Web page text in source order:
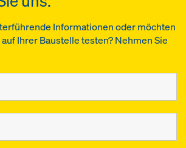
Informationen oder möchten
Ihrer Baustelle testen? Nehmen Sie